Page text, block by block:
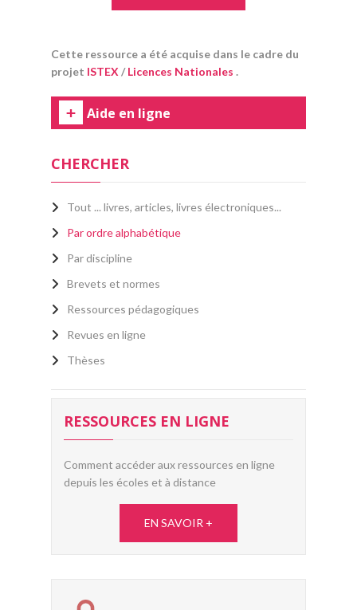
Cette ressource a été acquise dans le cadre du
projet ISTEX /Licences Nationales .
Aide en ligne
CHERCHER
Tout ... livres, articles, livres électroniques...
Par ordre alphabétique
Par discipline
Brevets et normes
Ressources pédagogiques
Revues en ligne
Thèses
RESSOURCES EN LIGNE
Comment accéder aux ressources en ligne
depuis les écoles et à distance
EN SAVOIR +